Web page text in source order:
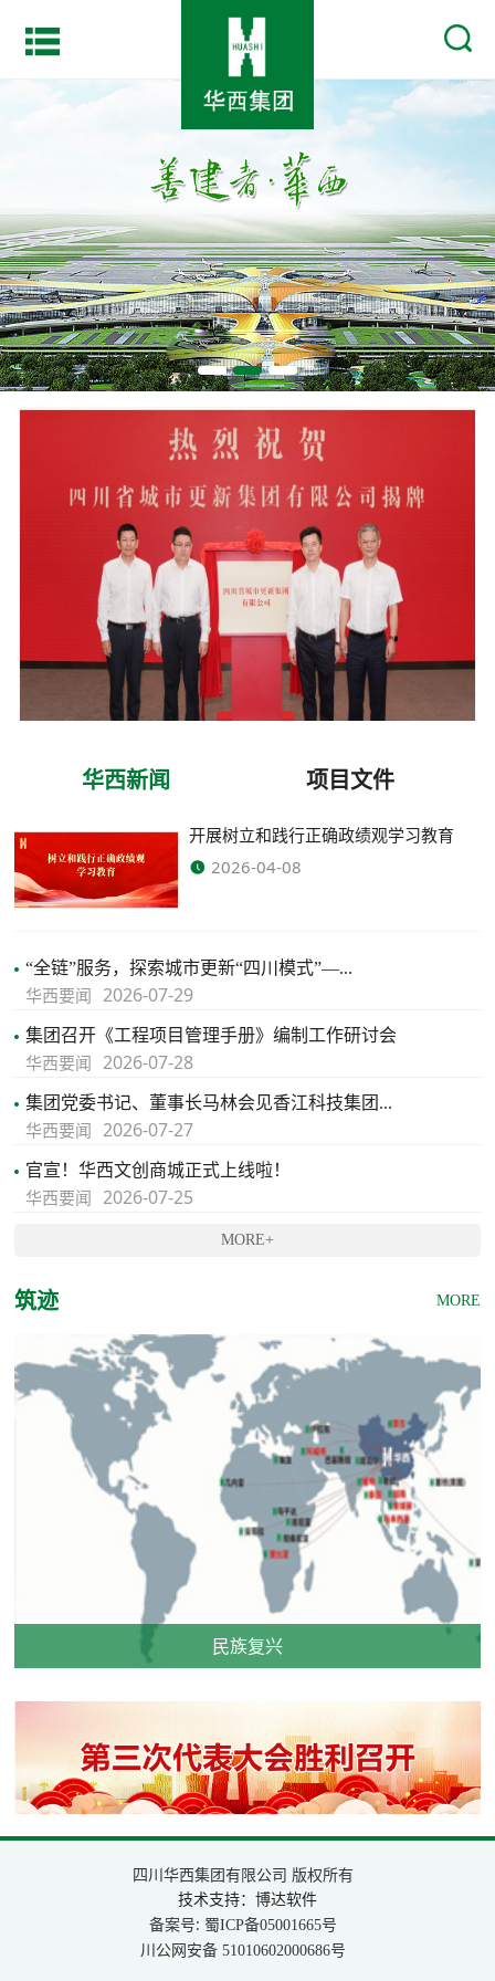
华西新闻 项目文件
开展树立和践行正确政绩观学习教育
2026-04-08
“全链”服务，探索城市更新“四川模式”—...
华西要闻 2026-07-29
集团召开《工程项目管理手册》编制工作研讨会
华西要闻 2026-07-28
集团党委书记、董事长马林会见香江科技集团...
华西要闻 2026-07-27
官宣！华西文创商城正式上线啦！
华西要闻 2026-07-25
MORE+
筑迹 MORE
民族复兴
四川华西集团有限公司 版权所有
技术支持：博达软件
备案号: 蜀ICP备05001665号
川公网安备 51010602000686号